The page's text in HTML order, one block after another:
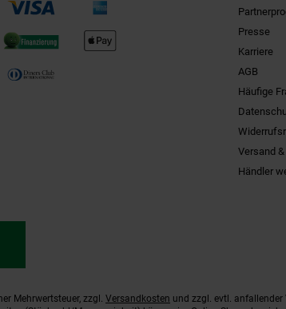
Presse
Karriere
AGB
Häufige
Versand
Händler
Mehrwertsteuer, zzgl. Versandkosten und zzgl. evtl.